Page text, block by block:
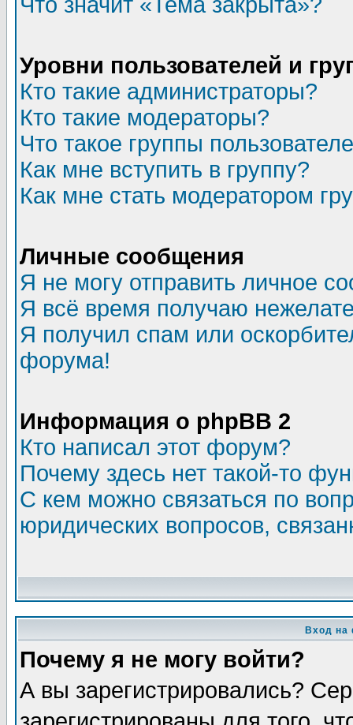
Уровни пользователей и
Кто такие администраторы?
Кто такие модераторы?
Что такое группы
Как мне вступить в группу?
Как мне стать модератором
Личные сообщения
Я не могу отправить личное
Я всё время получаю
Я получил спам или
форума!
Информация о phpBB 2
Кто написал этот форум?
Почему здесь нет такой-то
С кем можно связаться по
юридических вопросов,
Вход на
Почему я не могу войти?
А вы зарегистрировались?